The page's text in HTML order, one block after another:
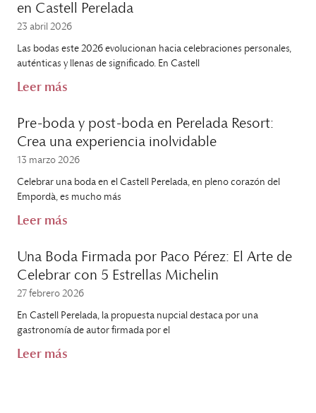
en Castell Perelada
23 abril 2026
Las bodas este 2026 evolucionan hacia celebraciones personales,
auténticas y llenas de significado. En Castell
Leer más
Pre-boda y post-boda en Perelada Resort:
Crea una experiencia inolvidable
13 marzo 2026
Celebrar una boda en el Castell Perelada, en pleno corazón del
Empordà, es mucho más
Leer más
Una Boda Firmada por Paco Pérez: El Arte de
Celebrar con 5 Estrellas Michelin
27 febrero 2026
En Castell Perelada, la propuesta nupcial destaca por una
gastronomía de autor firmada por el
Leer más